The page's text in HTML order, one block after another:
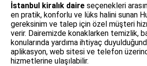
İstanbul kiralık daire seçenekleri
en pratik, konforlu ve lüks halini sunan
gereksinim ve talep için özel müşteri
verir. Dairemizde konaklarken temizlik,
konularında yardıma ihtiyaç
aplikasyon, web sitesi ve telefon
hizmetlerine ulaşılabilir.